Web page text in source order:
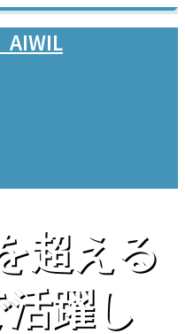
AIWIL
超える
躍し